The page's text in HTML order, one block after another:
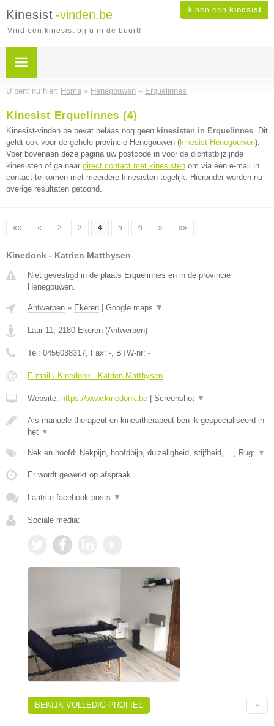
Ik ben een kinesist
Kinesist -vinden.be
Vind een kinesist bij u in de buurt!
U bent nu hier: Home » Henegouwen » Erquelinnes
Kinesist Erquelinnes (4)
Kinesist-vinden.be bevat helaas nog geen kinesisten in Erquelinnes. Dit
geldt ook voor de gehele provincie Henegouwen (kinesist Henegouwen).
Voer bovenaan deze pagina uw postcode in voor de dichtstbijzijnde
kinesisten of ga naar direct contact met kinesisten om via één e-mail in
contact te komen met meerdere kinesisten tegelijk. Hieronder worden nu
overige resultaten getoond.
«« « 2 3 4 5 6 » »»
Kinedonk - Katrien Matthysen
Niet gevestigd in de plaats Erquelinnes en in de provincie
Henegouwen.
Antwerpen » Ekeren Google maps ▼
Laar 11, 2180 Ekeren (Antwerpen)
Tel: 0456038317, Fax: -, BTW-nr: -
E-mail › Kinedonk - Katrien Matthysen
Website: https://www.kinedonk.be Screenshot ▼
Als manuele therapeut en kinesitherapeut ben ik gespecialiseerd in
het ▼
Nek en hoofd: Nekpijn, hoofdpijn, duizeligheid, stijfheid, ..., Rug: ▼
Er wordt gewerkt op afspraak.
Laatste facebook posts ▼
Sociale media:
BEKIJK VOLLEDIG PROFIEL